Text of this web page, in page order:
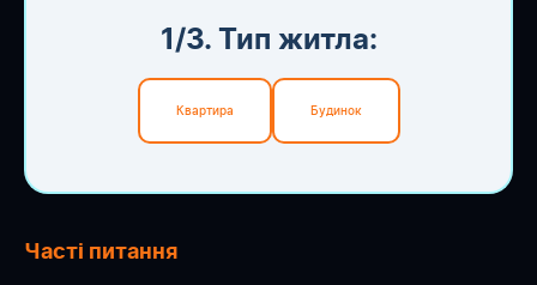
1/3. Тип житла:
Квартира Будинок
Часті питання